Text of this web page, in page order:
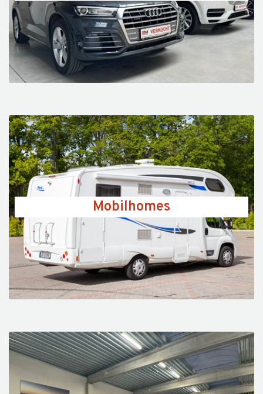
Mobilhomes